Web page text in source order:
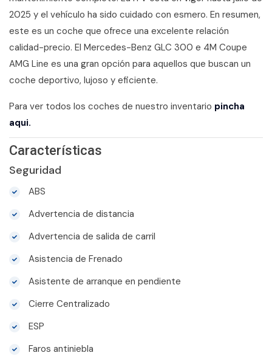
2025 y el vehículo ha sido cuidado con esmero. En resumen,
este es un coche que ofrece una excelente relación
calidad-precio. El Mercedes-Benz GLC 300 e 4M Coupe
AMG Line es una gran opción para aquellos que buscan un
coche deportivo, lujoso y eficiente.
Para ver todos los coches de nuestro inventario pincha
aqui.
Características
Seguridad
ABS
Advertencia de distancia
Advertencia de salida de carril
Asistencia de Frenado
Asistente de arranque en pendiente
Cierre Centralizado
ESP
Faros antiniebla